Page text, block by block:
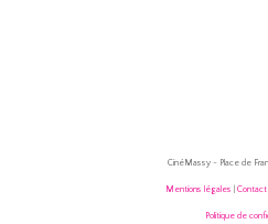
CinéMassy - Place de
Mentions légales Contact
Politique de